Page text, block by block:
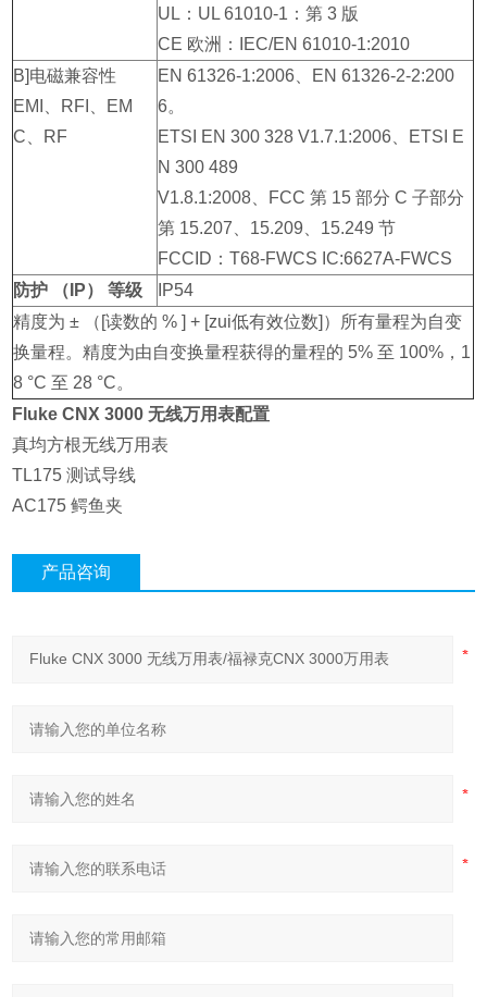
UL：UL 61010-1：第 3 版
CE 欧洲：IEC/EN 61010-1:2010
B]电磁兼容性
EMI、RFI、EM
C、RF
EN 61326-1:2006、EN 61326-2-2:200
6。
ETSI EN 300 328 V1.7.1:2006、ETSI E
N 300 489
V1.8.1:2008、FCC 第 15 部分 C 子部分
第 15.207、15.209、15.249 节
FCCID：T68-FWCS IC:6627A-FWCS
防护 （IP） 等级
IP54
精度为 ± （[读数的 % ] + [zui低有效位数]）所有量程为自变
换量程。精度为由自变换量程获得的量程的 5% 至 100%，1
8 °C 至 28 °C。
Fluke CNX 3000 无线万用表配置
真均方根无线万用表
TL175 测试导线
AC175 鳄鱼夹
产品咨询